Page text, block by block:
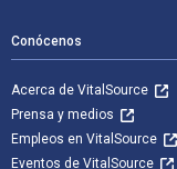
Conócenos
Acerca de VitalSource
Prensa y medios
Empleos en VitalSource
Eventos de VitalSource